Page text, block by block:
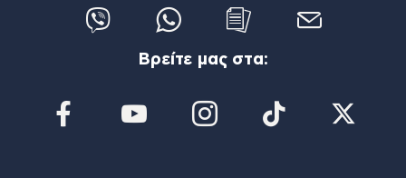
Βρείτε μας στα: